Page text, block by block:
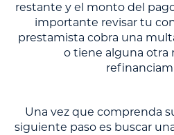
restante y el monto del
importante revisar tu
prestamista cobra una
o tiene alguna otra
Una vez que comprenda
siguiente paso es buscar